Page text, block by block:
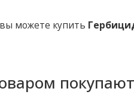
вы можете купить
покупают